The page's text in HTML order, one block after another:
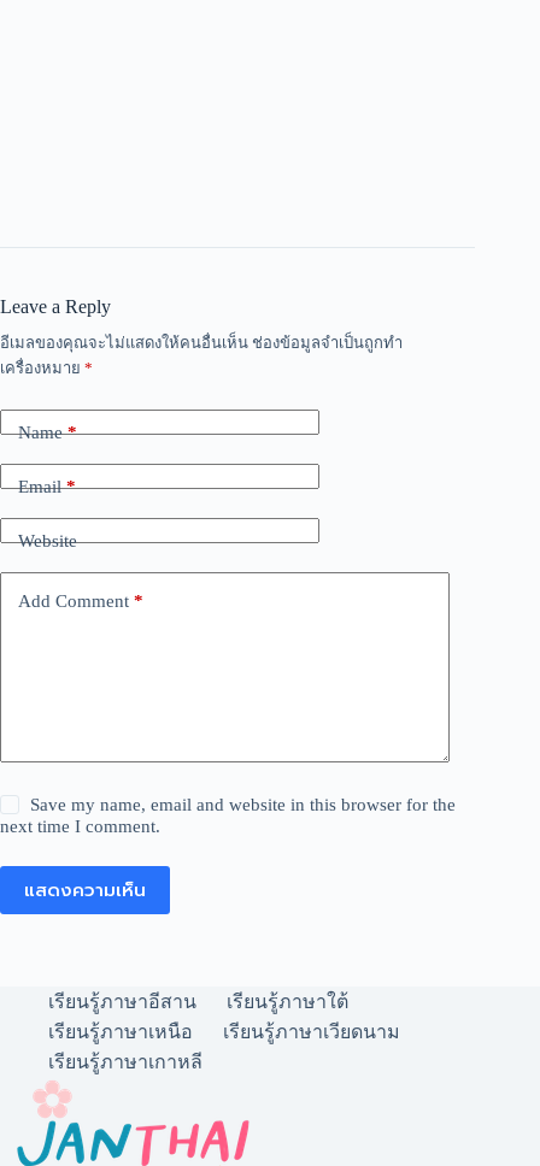
Leave a Reply
อีเมลของคุณจะไม่แสดงให้คนอื่นเห็น ช่องข้อมูลจำเป็นถูกทำ
เครื่องหมาย *
Name*
Email*
Website
Add Comment *
Save my name, email and website in this browser for the
next time I comment.
แสดงความเห็น
เรียนรู้ภาษาอีสาน
เรียนรู้ภาษาใต้
เรียนรู้ภาษาเหนือ
เรียนรู้ภาษาเวียดนาม
เรียนรู้ภาษาเกาหลี